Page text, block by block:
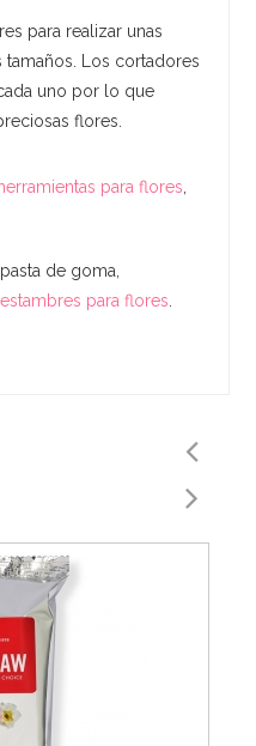
para realizar unas
tamaños. Los cortadores
uno por lo que
flores.
herramientas para flores
de goma,
para flores